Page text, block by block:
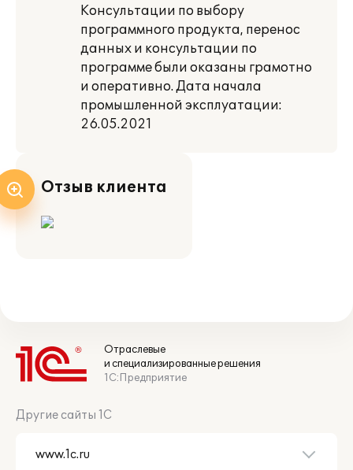
Консультации по выбору
программного продукта, перенос
данных и консультации по
программе были оказаны грамотно
и оперативно. Дата начала
промышленной эксплуатации:
26.05.2021
Отзыв клиента
Отраслевые
и специализированные решения
1С:Предприятие
Другие сайты 1С